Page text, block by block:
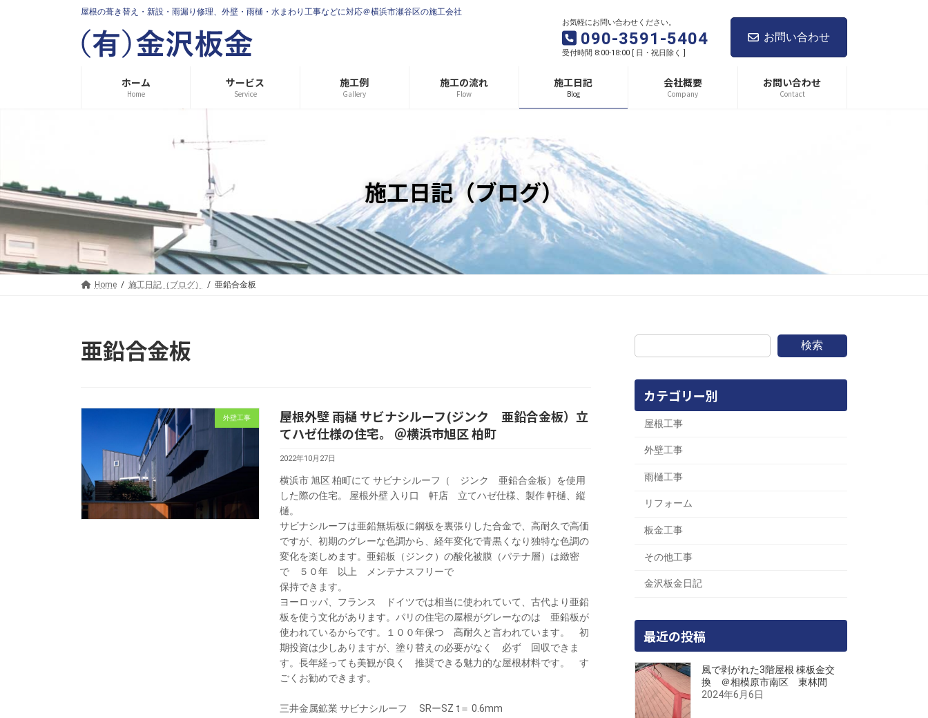
屋根の葺き替え・新設・雨漏り修理、外壁・雨樋・水まわり工事などに対応＠横浜市瀬谷区の施工会社
お気軽にお問い合わせください。
090-3591-5404
受付時間 8:00-18:00 [ 日・祝日除く ]
お問い合わせ
ホーム
Home
サービス
Service
施工例
Gallery
施工の流れ
Flow
施工日記
Blog
会社概要
Company
お問い合わせ
Contact
施工日記（ブログ）
Home 施工日記（ブログ） 亜鉛合金板
亜鉛合金板
外壁工事
屋根外壁 雨樋 サビナシルーフ(ジンク 亜鉛合金板）立
てハゼ仕様の住宅。 ＠横浜市旭区 柏町
2022年10月27日
横浜市 旭区 柏町にて サビナシルーフ（ ジンク 亜鉛合金板）を使用
した際の住宅。 屋根外壁 入り口 軒店 立てハゼ仕様、製作 軒樋、縦
樋。
サビナシルーフは亜鉛無垢板に鋼板を裏張りした合金で、高耐久で高価
ですが、初期のグレーな色調から、経年変化で青黒くなり独特な色調の
変化を楽しめます。亜鉛板（ジンク）の酸化被膜（パテナ層）は緻密
で ５０年 以上 メンテナスフリーで
保持できます。
ヨーロッパ、フランス ドイツでは相当に使われていて、古代より亜鉛
板を使う文化があります。パリの住宅の屋根がグレーなのは 亜鉛板が
使われているからです。１００年保つ 高耐久と言われています。 初
期投資は少しありますが、塗り替えの必要がなく 必ず 回収できま
す。長年経っても美観が良く 推奨できる魅力的な屋根材料です。 す
ごくお勧めできます。
三井金属鉱業 サビナシルーフ SRーSZ t＝ 0.6mm
検索
カテゴリー別
屋根工事
外壁工事
雨樋工事
リフォーム
板金工事
その他工事
金沢板金日記
最近の投稿
風で剥がれた3階屋根 棟板金交
換 ＠相模原市南区 東林間
2024年6月6日